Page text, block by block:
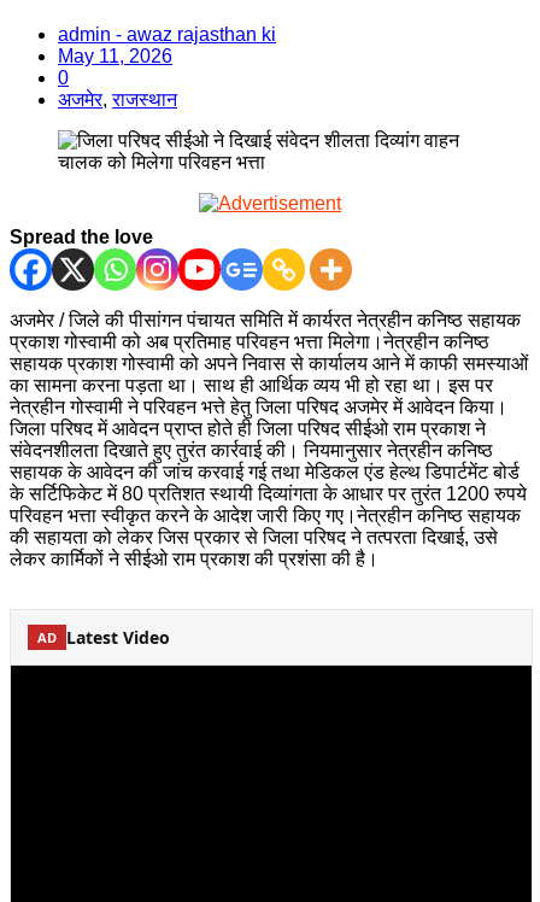
admin - awaz rajasthan ki
May 11, 2026
0
अजमेर,राजस्थान
Spread the love
अजमेर / जिले की पीसांगन पंचायत समिति में कार्यरत नेत्रहीन कनिष्ठ सहायक
प्रकाश गोस्वामी को अब प्रतिमाह परिवहन भत्ता मिलेगा।नेत्रहीन कनिष्ठ
सहायक प्रकाश गोस्वामी को अपने निवास से कार्यालय आने में काफी समस्याओं
का सामना करना पड़ता था। साथ ही आर्थिक व्यय भी हो रहा था। इस पर
नेत्रहीन गोस्वामी ने परिवहन भत्ते हेतु जिला परिषद अजमेर में आवेदन किया।
जिला परिषद में आवेदन प्राप्त होते ही जिला परिषद सीईओ राम प्रकाश ने
संवेदनशीलता दिखाते हुए तुरंत कार्रवाई की। नियमानुसार नेत्रहीन कनिष्ठ
सहायक के आवेदन की जांच करवाई गई तथा मेडिकल एंड हेल्थ डिपार्टमेंट बोर्ड
के सर्टिफिकेट में 80 प्रतिशत स्थायी दिव्यांगता के आधार पर तुरंत 1200 रुपये
परिवहन भत्ता स्वीकृत करने के आदेश जारी किए गए।नेत्रहीन कनिष्ठ सहायक
की सहायता को लेकर जिस प्रकार से जिला परिषद ने तत्परता दिखाई, उसे
लेकर कार्मिकों ने सीईओ राम प्रकाश की प्रशंसा की है।
AD Latest Video